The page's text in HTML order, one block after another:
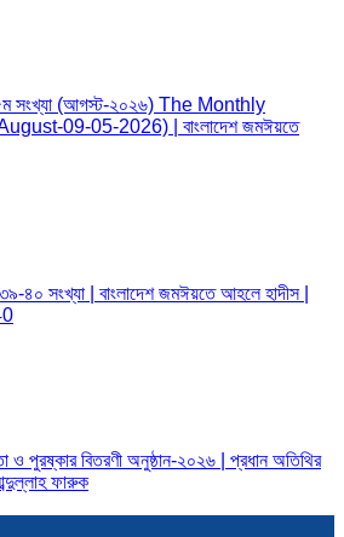
৫ম সংখ্যা (আগস্ট-২০২৬) The Monthly
09-05-2026) | বাংলাদেশ জমঈয়তে
৪০ সংখ্যা | বাংলাদেশ জমঈয়তে আহলে হাদীস |
ও পুরষ্কার বিতরণী অনুষ্ঠান-২০২৬ | প্রধান অতিথির
ফারুক